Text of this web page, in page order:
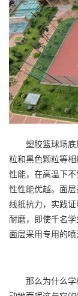
塑胶篮球场
粒和黑色颗粒等
性能，在高温下
性性能优越。面
线抵抗力，实践
耐磨，即使千名
面层采用专用的喷
那么为什么学